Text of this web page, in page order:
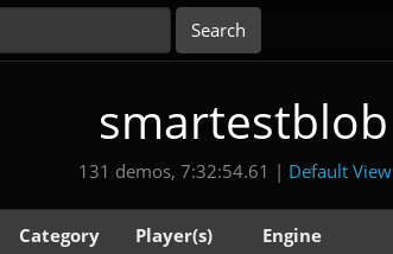
smartestblob
131 demos, 7:32:54.61 | Default View
Category Player(s) Engine